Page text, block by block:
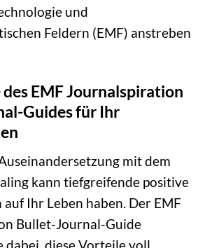
und
Feldern (EMF) anstreben
EMF Journalspiration
Guides für Ihr
mit dem
kann tiefgreifende positive
Ihr Leben haben. Der EMF
Bullet-Journal-Guide